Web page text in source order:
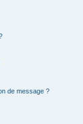
de message ?